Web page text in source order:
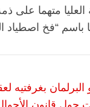
العليا متهما على
باسم “فخ اصطياد
بغرفتيه
حول قانون